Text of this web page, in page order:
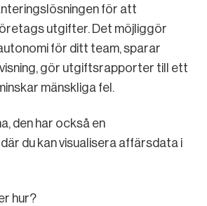
för att
utgifter. Det möjliggör
för ditt team, sparar
gör utgiftsrapporter till ett
mänskliga fel.
den har också en
du kan visualisera affärsdata i
hur?